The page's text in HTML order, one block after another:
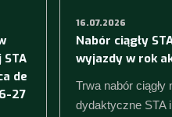
de
27
16.07.2026
Nabór ciągły
wyjazdy w rok
Trwa nabór ciągły
dydaktyczne STA i